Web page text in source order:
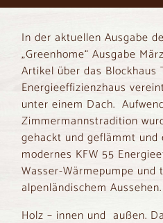
In der aktuellen Ausgabe
„Greenhome“ Ausgabe
Artikel über das Blockhaus
Energieeffizienzhaus
unter einem Dach.
Zimmermannstradition
gehackt und geflämmt
modernes KFW 55
Wasser-Wärmepumpe und
alpenländischem Aussehen.
Holz – innen und außen.